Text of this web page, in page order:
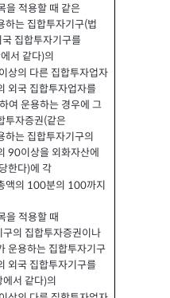
을 적용할 때 같은
하는 집합투자기구(법
국 집합투자기구를
서 같다)의
상의 다른 집합투자업자
외국 집합투자업자를
여 운용하는 경우에 그
투자증권(같은
하는 집합투자기구의
90이상을 외화자산에
한다)에 각
액의 100분의 100까지
을 적용할 때
의 집합투자증권이나
운용하는 집합투자기구
외국 집합투자기구를
에서 같다)의